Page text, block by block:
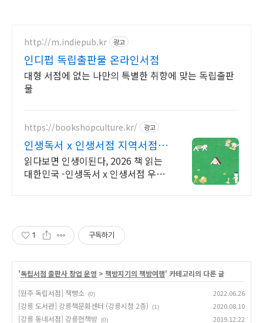
http://m.indiepub.kr 광고
인디펍 독립출판물 온라인서점
대형 서점에 없는 나만의 특별한 취향에 맞는 독립출판
물
https://bookshopculture.kr/ 광고
인생독서 x 인생서점 지역서점
문화프로그램
읽다보면 인생이된다, 2026 책 읽는
대한민국 -인생독서 x 인생서점 우리
1 구독하기
'독립서점 출판사 창업 운영 > 책방지기의 책방여행' 카테고리의 다른 글
[원주 독립서점] 책빵소 (0) 2022.06.26
[강릉 도서관] 강릉책문화센터 (강릉시청 2층) (1) 2020.08.10
[강릉 동네서점] 강릉헌책방 (0) 2019.12.22